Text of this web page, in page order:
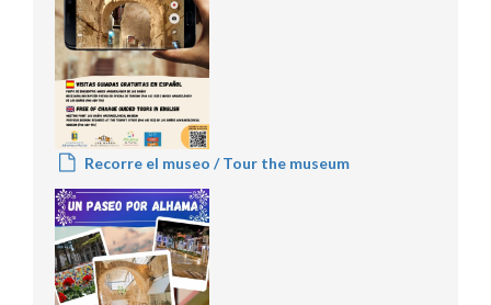
Recorre el museo / Tour the museum